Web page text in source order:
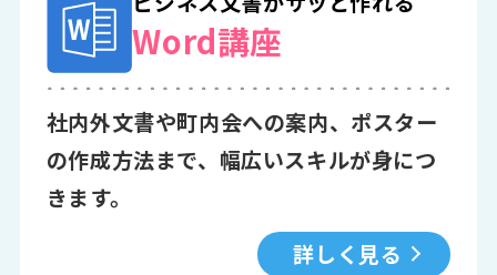
Word講座
社内外文書や町内会への案内、ポスター
の作成方法まで、幅広いスキルが身につ
きます。
詳しく見る